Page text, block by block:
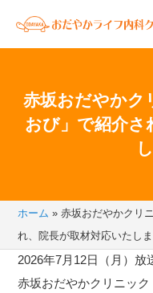
赤坂おだやかク
おび」で紹介さ
ホーム »赤坂おだやかクリ
れ、院長が取材対応いたしま
2026年7月12日（月）放
赤坂おだやかクリニッ